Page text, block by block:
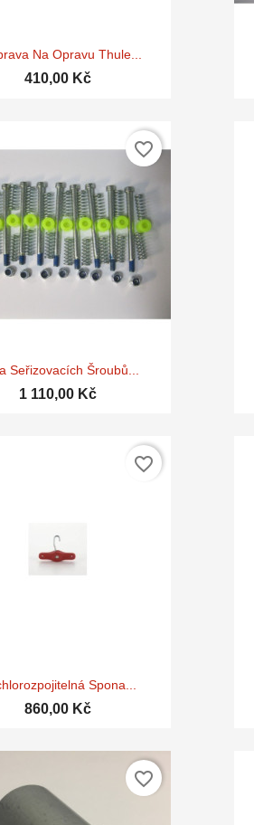
Rychlý náhled
Na Opravu Thule...
410,00 Kč
Rychlý náhled
Seřizovacích Šroubů...
1 110,00 Kč
favorite_border
Rychlý náhled
Spona...
860,00 Kč
favorite_border
favorite_border